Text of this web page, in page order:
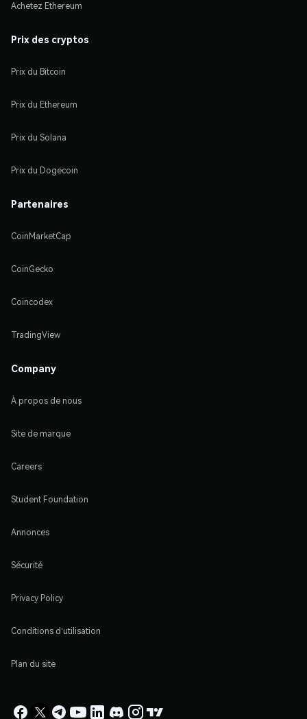
Achetez Ethereum
Prix des cryptos
Prix du Bitcoin
Prix du Ethereum
Prix du Solana
Prix du Dogecoin
Partenaires
CoinMarketCap
CoinGecko
Coincodex
TradingView
Company
À propos de nous
Site de marque
Careers
Student Foundation
Annonces
Sécurité
Privacy Policy
Conditions d'utilisation
Plan du site